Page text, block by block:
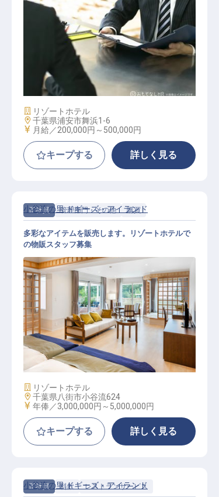
セールス
施設業態
リゾートホテル
勤務地
千葉県浦安市舞浜1-6
給与
月給／200,000円～ 500,000円
キープする 詳しく見る
正社員 管理部門・その他 購買
購買 / 正社員
小谷流の里 ドギーズ・アイランド
多彩なアイテムを販売します。リゾートホテルで
の物販スタッフ募集
施設業態
リゾートホテル
勤務地
千葉県八街市小谷流624
給与
年俸／3,000,000円～ 5,000,000円
キープする 詳しく見る
正社員 料飲 レストランサービス
小谷流の里 ドギーズ・アイランド